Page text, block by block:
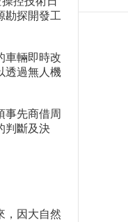
勘探開發工
車輛即時改
透過無人機
事先商借周
判斷及決
，因大自然